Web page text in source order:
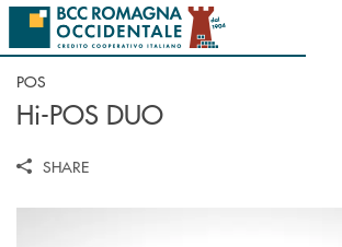
Salta al contenuto principale
POS
Hi-POS DUO
SHARE